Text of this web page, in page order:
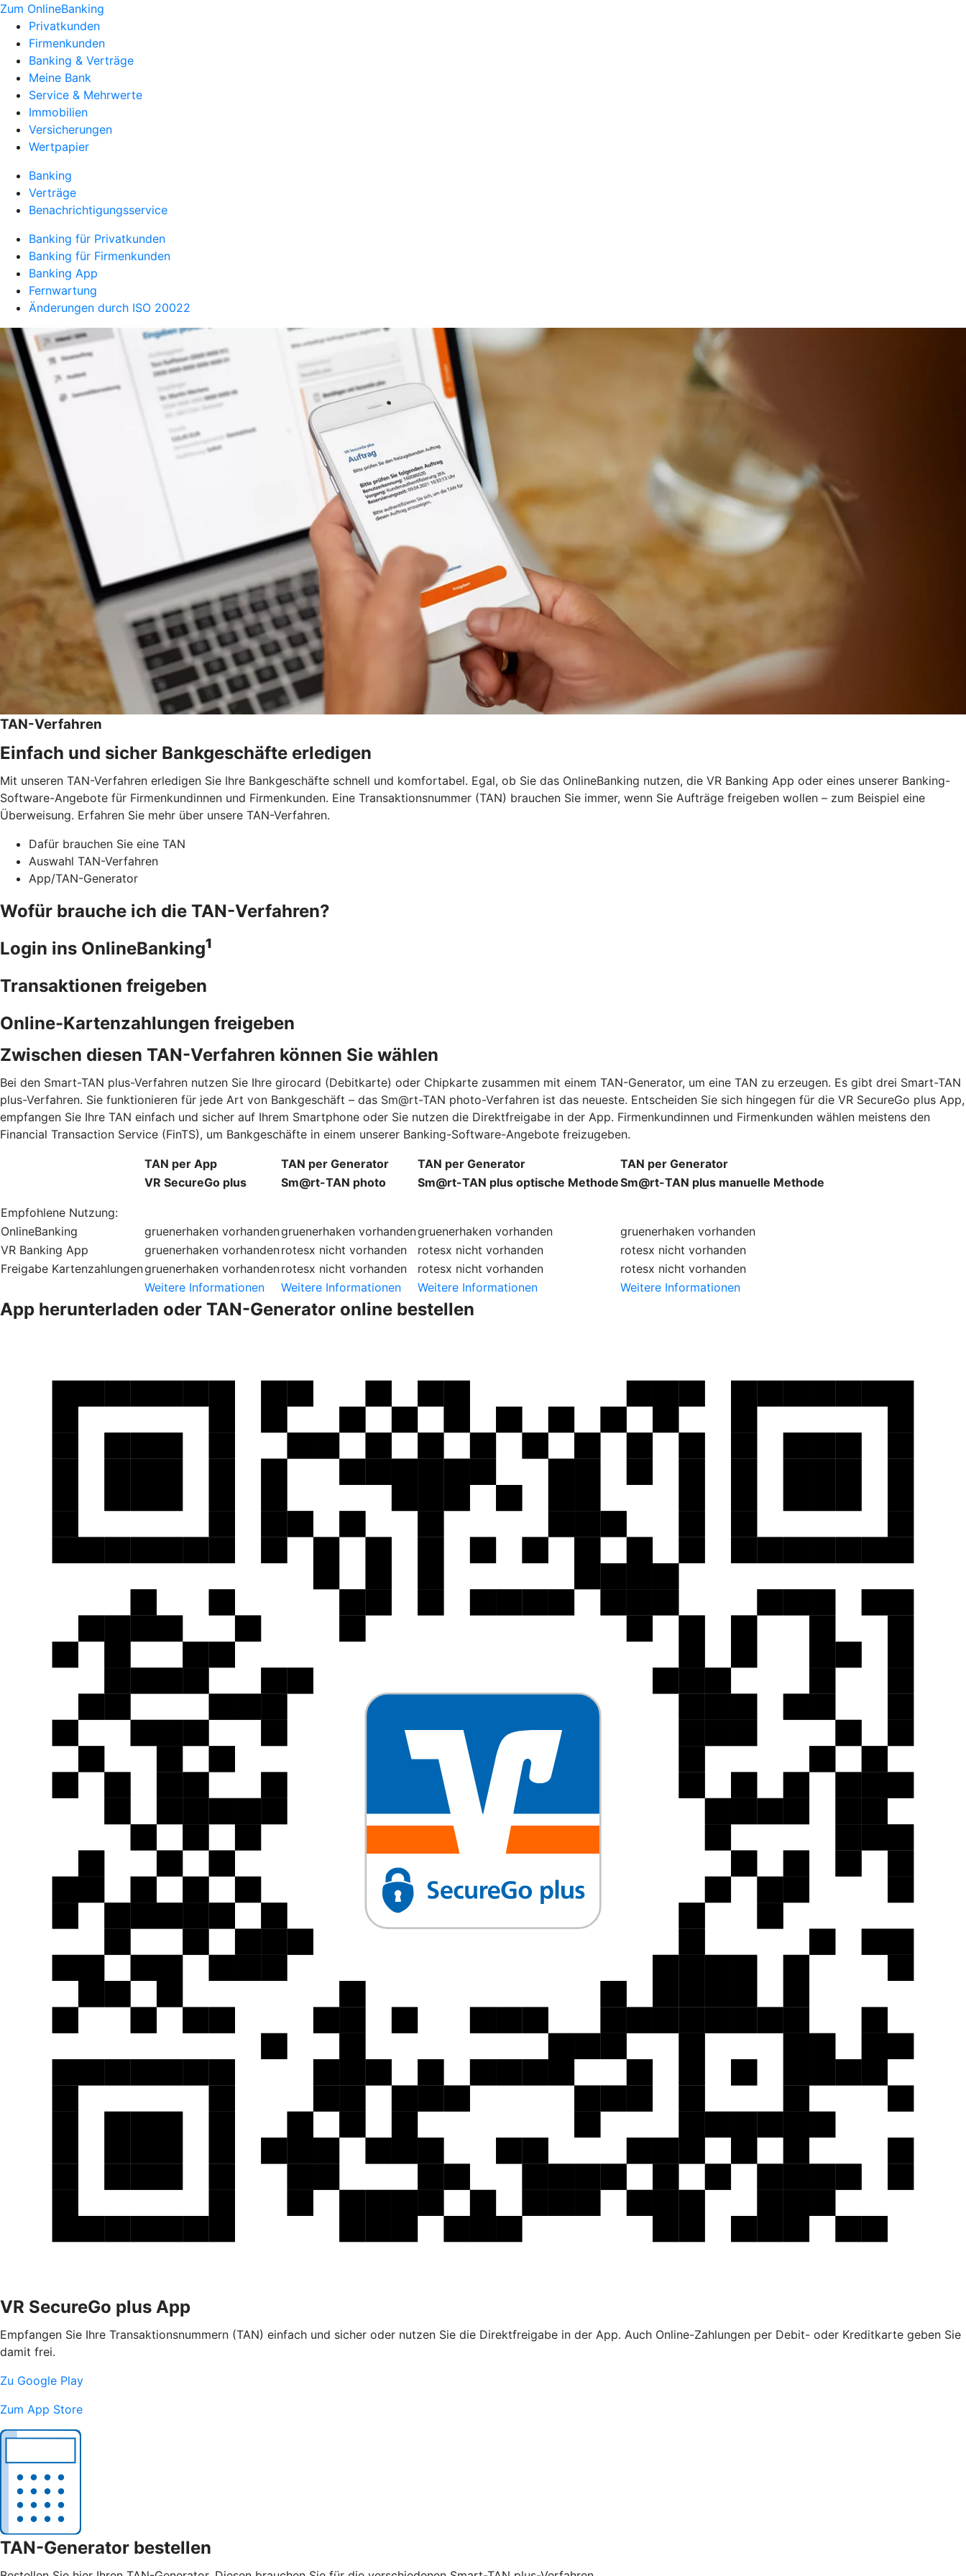
Zum OnlineBanking
Privatkunden
Firmenkunden
Banking & Verträge
Meine Bank
Service & Mehrwerte
Immobilien
Versicherungen
Wertpapier
Banking
Verträge
Benachrichtigungsservice
Banking für Privatkunden
Banking für Firmenkunden
Banking App
Fernwartung
Änderungen durch ISO 20022
TAN-Verfahren
Einfach und sicher Bankgeschäfte erledigen
Mit unseren TAN-Verfahren erledigen Sie Ihre Bankgeschäfte schnell und komfortabel. Egal, ob Sie das OnlineBanking nutzen, die VR Banking App oder eines unserer Banking-
Software-Angebote für Firmenkundinnen und Firmenkunden. Eine Transaktionsnummer (TAN) brauchen Sie immer, wenn Sie Aufträge freigeben wollen – zum Beispiel eine
Überweisung. Erfahren Sie mehr über unsere TAN-Verfahren.
Dafür brauchen Sie eine TAN
Auswahl TAN-Verfahren
App/TAN-Generator
Wofür brauche ich die TAN-Verfahren?
Login ins OnlineBanking1
Transaktionen freigeben
Online-Kartenzahlungen freigeben
Zwischen diesen TAN-Verfahren können Sie wählen
Bei den Smart-TAN plus-Verfahren nutzen Sie Ihre girocard (Debitkarte) oder Chipkarte zusammen mit einem TAN-Generator, um eine TAN zu erzeugen. Es gibt drei Smart-TAN
plus-Verfahren. Sie funktionieren für jede Art von Bankgeschäft – das Sm@rt-TAN photo-Verfahren ist das neueste. Entscheiden Sie sich hingegen für die VR SecureGo plus App,
empfangen Sie Ihre TAN einfach und sicher auf Ihrem Smartphone oder Sie nutzen die Direktfreigabe in der App. Firmenkundinnen und Firmenkunden wählen meistens den
Financial Transaction Service (FinTS), um Bankgeschäfte in einem unserer Banking-Software-Angebote freizugeben.
TAN per App TAN per Generator TAN per Generator
TAN per Generator
VR SecureGo plus
Sm@rt-TAN photo Sm@rt-TAN plus optische MethodeSm@rt-TAN plus manuelle Methode
Empfohlene Nutzung:
OnlineBanking
gruenerhaken vorhandengruenerhaken vorhandengruenerhaken vorhanden gruenerhaken vorhanden
VR Banking App
gruenerhaken vorhandenrotesx nicht vorhanden rotesx nicht vorhanden rotesx nicht vorhanden
Freigabe Kartenzahlungengruenerhaken vorhandenrotesx nicht vorhanden rotesx nicht vorhanden rotesx nicht vorhanden
Weitere Informationen
Weitere Informationen Weitere Informationen Weitere Informationen
App herunterladen oder TAN-Generator online bestellen
VR SecureGo plus App
Empfangen Sie Ihre Transaktionsnummern (TAN) einfach und sicher oder nutzen Sie die Direktfreigabe in der App. Auch Online-Zahlungen per Debit- oder Kreditkarte geben Sie
damit frei.
Zu Google Play
Zum App Store
TAN-Generator bestellen